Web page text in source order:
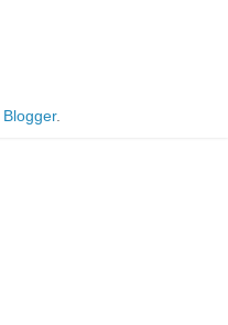
Blogger.